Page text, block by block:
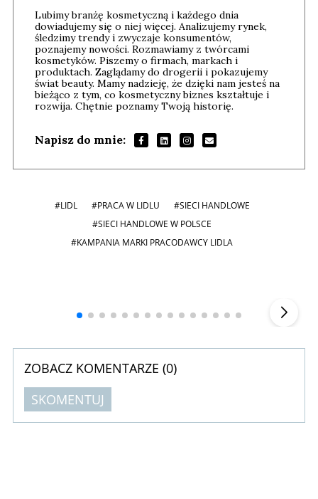
Lubimy branżę kosmetyczną i każdego dnia
dowiadujemy się o niej więcej. Analizujemy rynek,
śledzimy trendy i zwyczaje konsumentów,
poznajemy nowości. Rozmawiamy z twórcami
kosmetyków. Piszemy o firmach, markach i
produktach. Zaglądamy do drogerii i pokazujemy
świat beauty. Mamy nadzieję, że dzięki nam jesteś na
bieżąco z tym, co kosmetyczny biznes kształtuje i
rozwija. Chętnie poznamy Twoją historię.
Napisz do mnie:
#LIDL #PRACA W LIDLU
#SIECI HANDLOWE
#SIECI HANDLOWE W POLSCE
#KAMPANIA MARKI PRACODAWCY LIDLA
ZOBACZ KOMENTARZE (0)
SKOMENTUJ